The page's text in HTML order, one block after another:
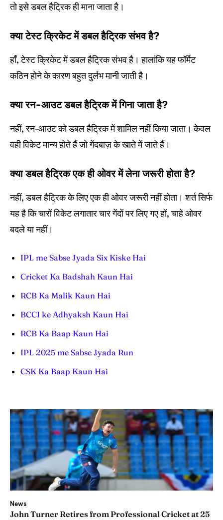
तो इसे डबल हैट्रिक ही माना जाता है।
क्या टेस्ट क्रिकेट में डबल हैट्रिक संभव है?
हाँ, टेस्ट क्रिकेट में डबल हैट्रिक संभव है। हालांकि यह फॉर्मेट
कठिन होने के कारण बहुत दुर्लभ मानी जाती है।
क्या रन-आउट डबल हैट्रिक में गिना जाता है?
नहीं, रन-आउट को डबल हैट्रिक में शामिल नहीं किया जाता। केवल
वही विकेट मान्य होते हैं जो गेंदबाज़ के खाते में जाते हैं।
क्या डबल हैट्रिक एक ही ओवर में लेना जरूरी होता है?
नहीं, डबल हैट्रिक के लिए एक ही ओवर जरूरी नहीं होता। शर्त सिर्फ
यह है कि चारों विकेट लगातार चार गेंदों पर लिए गए हों, चाहे ओवर
बदले या नहीं।
IPL me Sabse Jyada Six Kiske Hai
Cricket Ka Badshah Kaun Hai
RCB Ka Malik Kaun Hai
BCCI ke Adhyaksh Kaun Hai
RCB Ka Baap Kaun Hai
IPL 2025 me Sabse Jyada Run
CSK Ka Baap Kaun Hai
News
John Turner Retires from Professional Cricket at 25